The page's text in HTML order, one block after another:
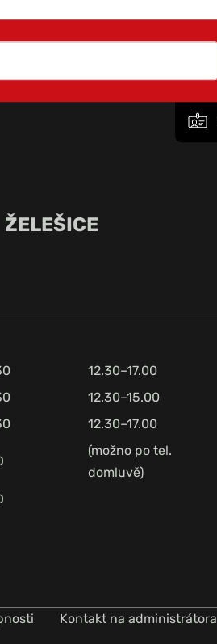
ŽELEŠICE
12.30–17.00
12.30–15.00
12.30–17.00
(možno po tel.
domluvě)
Kontakt na administrátora